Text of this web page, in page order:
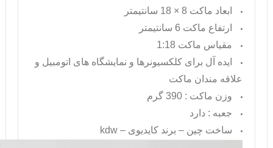
ابعاد ماکت 8 × 18 سانتیمتر
ارتفاع ماکت 6 سانتیمتر
مقیاس ماکت 1:18
ایده آل برای کلکسیونرها و نمایشگاه های اتومبیل و
علاقه مندان ماکت
وزن ماکت : 390 گرم
جعبه : دارد
ساخت چین – برند کایدیوی – kdw